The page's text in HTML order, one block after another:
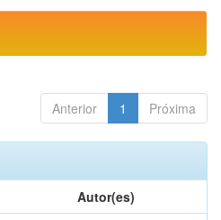
Anterior 1 Próxima
Autor(es)